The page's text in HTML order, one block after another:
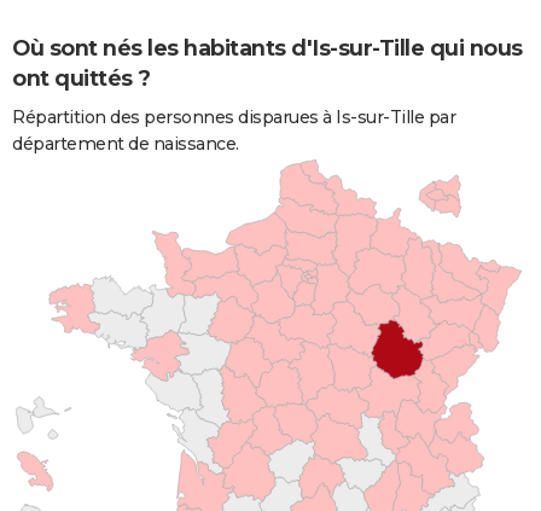
Où sont nés les habitants d'Is-sur-Tille qui nous
ont quittés ?
Répartition des personnes disparues à Is-sur-Tille par
département de naissance.